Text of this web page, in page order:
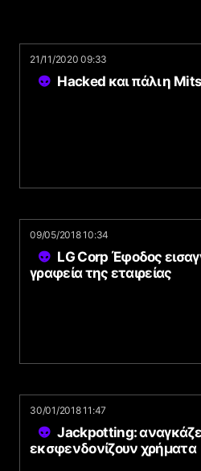
21/11/2020 09:33
Hacked και πάλι η
09/05/2018 10:34
LG Corp Έφοδος
γραφεία της εταιρείας
30/01/2018 11:47
Jackpotting:
εκσφενδονίζουν χρήματα